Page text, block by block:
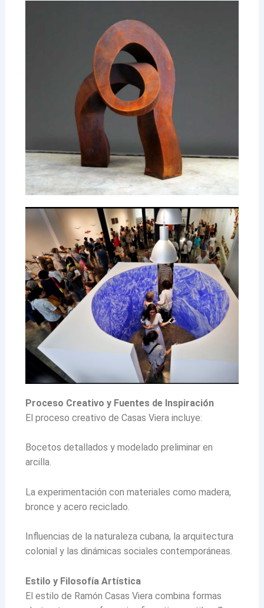
Proceso Creativo y Fuentes de Inspiración
El proceso creativo de Casas Viera incluye:
Bocetos detallados y modelado preliminar en
arcilla.
La experimentación con materiales como madera,
bronce y acero reciclado.
Influencias de la naturaleza cubana, la arquitectura
colonial y las dinámicas sociales contemporáneas.
Estilo y Filosofía Artística
El estilo de Ramón Casas Viera combina formas